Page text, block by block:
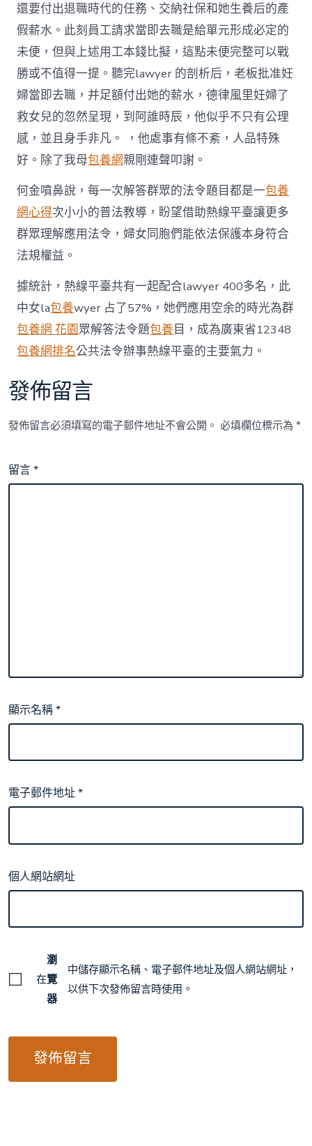
還要付出退職時代的任務、交納社保和她生養后的產
假薪水。此刻員工請求當即去職是給單元形成必定的
未便，但與上述用工本錢比擬，這點未便完整可以戰
勝或不值得一提。聽完lawyer 的剖析后，老板批准妊
婦當即去職，并足額付出她的薪水，德律風里妊婦了
救女兒的忽然呈現，到阿誰時辰，他似乎不只有公理
感，並且身手非凡。 ，他處事有條不紊，人品特殊
好。除了我母包養網親剛連聲叩謝。
何金噴鼻說，每一次解答群眾的法令題目都是一包養
網心得次小小的普法教導，盼望借助熱線平臺讓更多
群眾理解應用法令，婦女同胞們能依法保護本身符合
法規權益。
據統計，熱線平臺共有一起配合lawyer 400多名，此
中女la包養wyer 占了57%，她們應用空余的時光為群
包養網 花園眾解答法令題包養 目，成為廣東省12348
包養網排名公共法令辦事熱線平臺的主要氣力。
發佈留言
發佈留言必須填寫的電子郵件地址不會公開。 必填欄位標示為*
留言*
顯示名稱*
電子郵件地址*
個人網站網址
在
瀏
覽
器
中儲存顯示名稱、電子郵件地址及個人網站網址，
以供下次發佈留言時使用。